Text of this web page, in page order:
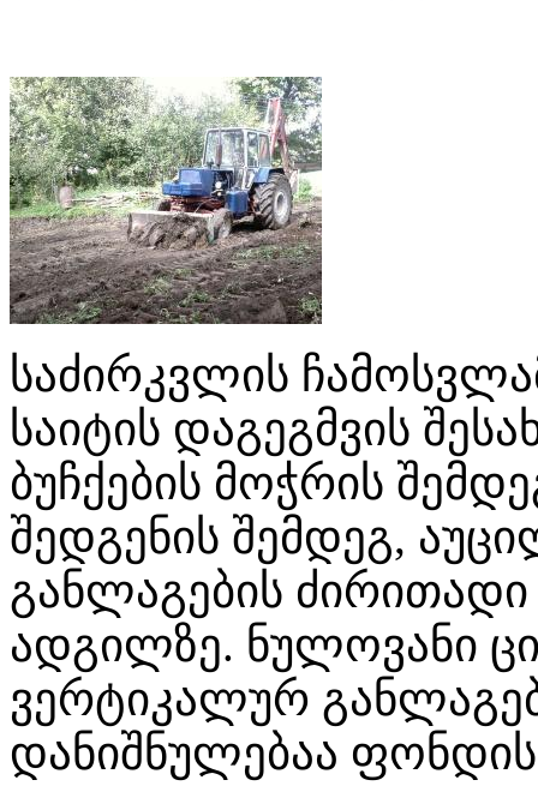
საძირკვლის
საიტის დაგეგმვის
ბუჩქების მოჭრის
შედგენის შემდეგ,
განლაგების
ადგილზე. ნულოვანი
ვერტიკალურ
დანიშნულებაა